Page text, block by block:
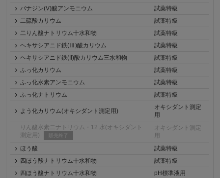
バナジン(V)酸アンモニウム
試薬特級
二硫酸カリウム
試薬特級
二りん酸ナトリウム十水和物
試薬特級
ヘキサシアニド鉄(Ⅲ)酸カリウム
試薬特級
ヘキサシアニド鉄(II)酸カリウム三水和物
試薬特級
ふっ化カリウム
試薬特級
ふっ化水素アンモニウム
試薬特級
ふっ化ナトリウム
試薬特級
よう化カリウム(オキシダント測定用)
オキシダント測定
用
りん酸水素二ナトリウム・12 水(オキシダント
測定用)
販売終了
オキシダント測定
用
ほう酸
試薬特級
四ほう酸ナトリウム十水和物
試薬特級
四ほう酸ナトリウム十水和物
pH標準液用